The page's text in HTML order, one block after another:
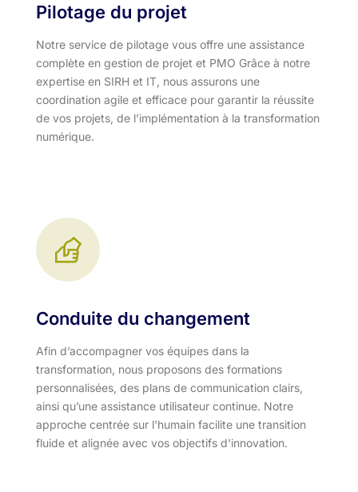
Pilotage du projet
Notre service de pilotage vous offre une assistance
complète en gestion de projet et PMO Grâce à notre
expertise en SIRH et IT, nous assurons une
coordination agile et efficace pour garantir la réussite
de vos projets, de l’implémentation à la transformation
numérique.
Conduite du changement
Afin d’accompagner vos équipes dans la
transformation, nous proposons des formations
personnalisées, des plans de communication clairs,
ainsi qu’une assistance utilisateur continue. Notre
approche centrée sur l'humain facilite une transition
fluide et alignée avec vos objectifs d'innovation.​